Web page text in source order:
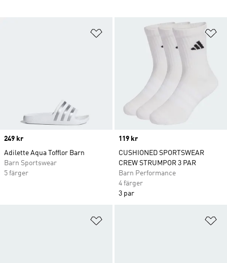
Lägg till på önskelistan
Price
249 kr
Adilette Aqua Tofflor Barn
Barn Sportswear
5 färger
Price
119 kr
CUSHIONED SPORTSWEAR
CREW STRUMPOR 3 PAR
Barn Performance
4 färger
3 par